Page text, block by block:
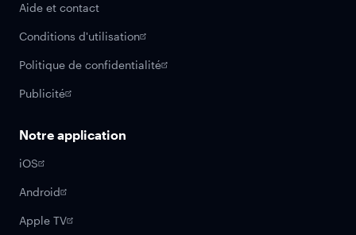
Aide et contact
Conditions d'utilisation
Politique de confidentialité
Publicité
Notre application
iOS
Android
Apple TV